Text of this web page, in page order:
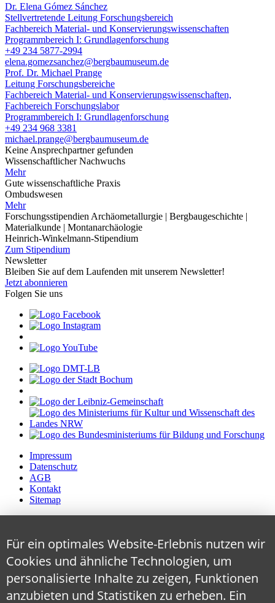
Dr. Elena Gómez Sánchez
Stellvertretende Leitung Forschungsbereich
Fachbereich Material- und Konservierungswissenschaften
Programmbereich I: Grundlagenforschung
+49 234 5877-2994
elena.gomezsanchez@bergbaumuseum.de
Prof. Dr. Michael Prange
Leitung Forschungsbereiche
Fachbereich Material- und Konservierungswissenschaften,
Fachbereich Forschungslabor
Programmbereich I: Grundlagenforschung
+49 234 968 3381
michael.prange@bergbaumuseum.de
Keine Ansprechpartner gefunden
Wissenschaftlicher Nachwuchs
Mehr
Gute wissenschaftliche Praxis
Ombudswesen
Mehr
Forschungsstipendien Archäometallurgie | Bergbaugeschichte |
Materialkunde | Montanarchäologie
Heinrich-Winkelmann-Stipendium
Zum Stipendium
Newsletter
Bleiben Sie auf dem Laufenden mit unserem Newsletter!
Jetzt abonnieren
Folgen Sie uns
Impressum
Datenschutz
AGB
Kontakt
Sitemap
Für ein optimales Website-Erlebnis nutzen wir
Cookies und ähnliche Technologien, um
personalisierte Inhalte zu zeigen, Funktionen
anzubieten und Statistiken zu erheben. Ein